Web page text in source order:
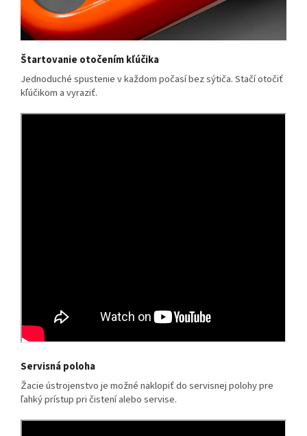
Štartovanie otočením kľúčika
Jednoduché spustenie v každom počasí bez sýtiča. Stačí otočiť
kľúčikom a vyraziť.
Servisná poloha
Žacie ústrojenstvo je možné naklopiť do servisnej polohy pre
ľahký prístup pri čistení alebo servise.